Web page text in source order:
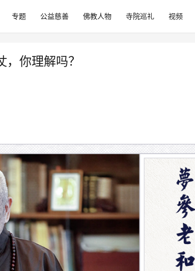
专题 公益慈善 佛教人物 寺院巡礼 视频
你理解吗？